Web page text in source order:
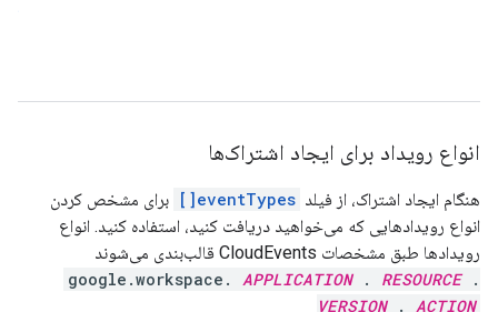
انواع رویداد برای ایجاد اشتراک‌ها
هنگام ایجاد اشتراک، از فیلد eventTypes[]
برای مشخص کردن
انواع رویدادهایی که می‌خواهید دریافت کنید، استفاده کنید. انواع
رویدادها طبق مشخصات CloudEvents قالب‌بندی می‌شوند
google.workspace. APPLICATION. RESOURCE.
VERSION. ACTION